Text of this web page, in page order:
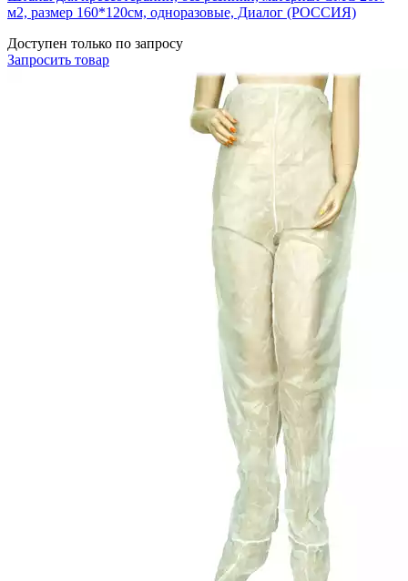
м2, размер 160*120см, одноразовые, Диалог (РОССИЯ)
Доступен только по запросу
Запросить товар